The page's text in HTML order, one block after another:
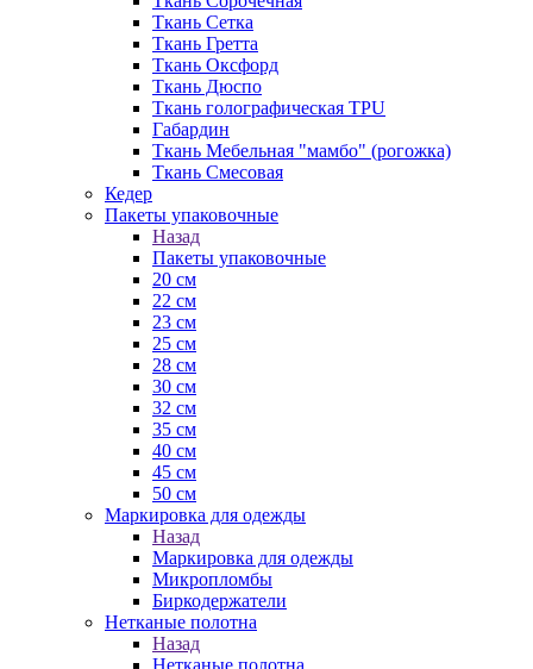
Ткань Сетка
Ткань Гретта
Ткань Оксфорд
Ткань Дюспо
Ткань голографическая TPU
Габардин
Ткань Мебельная "мамбо" (рогожка)
Ткань Смесовая
Кедер
Пакеты упаковочные
Назад
Пакеты упаковочные
20 см
22 см
23 см
25 см
28 см
30 см
32 см
35 см
40 см
45 см
50 см
Маркировка для одежды
Назад
Маркировка для одежды
Микропломбы
Биркодержатели
Нетканые полотна
Назад
Нетканые полотна